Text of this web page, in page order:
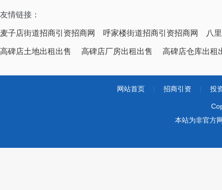
友情链接：
麦子店街道招商引资招商网 呼家楼街道招商引资招商网 八
高碑店土地出租出售 高碑店厂房出租出售 高碑店仓库出租
网站首页 招商引资 投
本站为非官方